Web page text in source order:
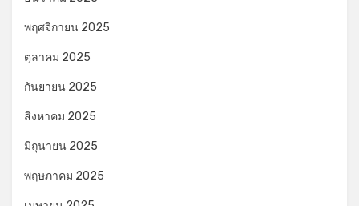
พฤศจิกายน 2025
ตุลาคม 2025
กันยายน 2025
สิงหาคม 2025
มิถุนายน 2025
พฤษภาคม 2025